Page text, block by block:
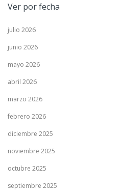
Ver por fecha
julio 2026
junio 2026
mayo 2026
abril 2026
marzo 2026
febrero 2026
diciembre 2025
noviembre 2025
octubre 2025
septiembre 2025